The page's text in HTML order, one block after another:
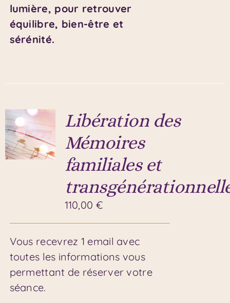
lumière, pour retrouver
équilibre, bien-être et
sérénité.
Libération des
Mémoires
familiales et
110,00 €
Vous recevrez 1 email avec
toutes les informations vous
permettant de réserver votre
séance.